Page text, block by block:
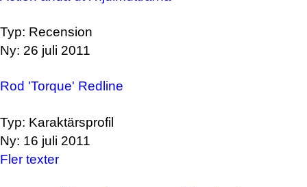
Typ: Recension
Ny: 26 juli 2011
Rod 'Torque' Redline
Typ: Karaktärsprofil
Ny: 16 juli 2011
Fler texter